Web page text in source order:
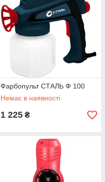
Фарбопульт СТАЛЬ Ф 100
Немає в наявності
1 225 ₴